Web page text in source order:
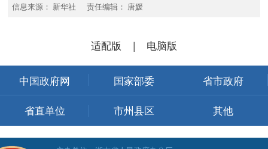
信息来源： 新华社 责任编辑： 唐媛
适配版 | 电脑版
中国政府网 国家部委 省市政府
省直单位 市州县区 其他